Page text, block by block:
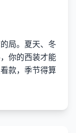
局。夏天、冬
你的西装才能
款，季节得算